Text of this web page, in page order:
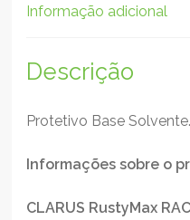
Informação adicional
Descrição
Protetivo Base
Informações sobre o
CLARUS RustyMax